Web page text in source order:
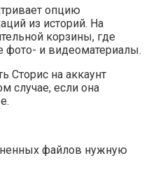
опцию
из историй. На
корзины, где
фото- и видеоматериалы.
Сторис на аккаунт
случае, если она
файлов нужную